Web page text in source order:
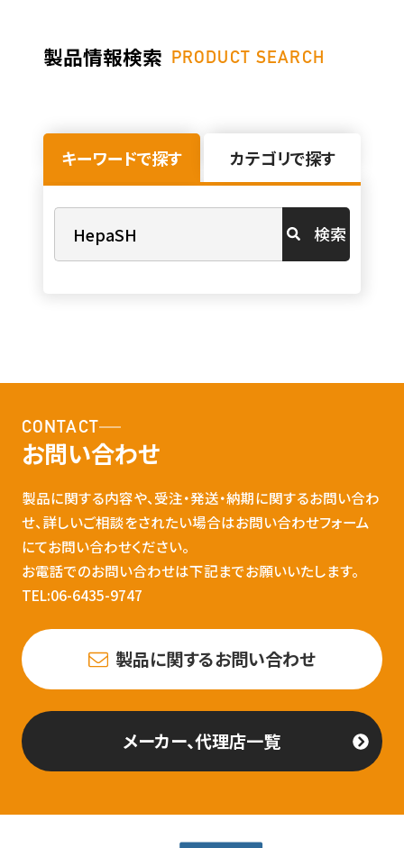
製品情報検索 PRODUCT SEARCH
キーワードで探す カテゴリで探す
検索
CONTACT
お問い合わせ
製品に関する内容や、受注・発送・納期に関するお問い合わ
せ、詳しいご相談をされたい場合はお問い合わせフォーム
にてお問い合わせください。
お電話でのお問い合わせは下記までお願いいたします。
TEL:06-6435-9747
製品に関するお問い合わせ
メーカー、代理店一覧